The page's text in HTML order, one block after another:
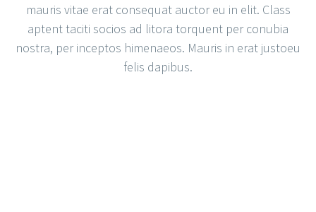
mauris vitae erat consequat auctor eu in elit. Class
aptent taciti socios ad litora torquent per conubia
nostra, per inceptos himenaeos. Mauris in erat justoeu
felis dapibus.